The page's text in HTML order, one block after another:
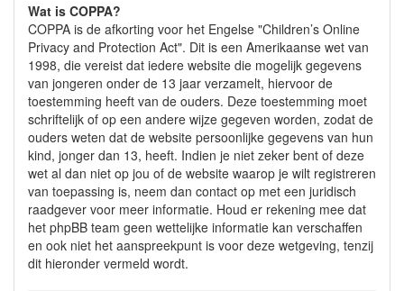
Wat is COPPA?
COPPA is de afkorting voor het Engelse "Children’s Online
Privacy and Protection Act". Dit is een Amerikaanse wet van
1998, die vereist dat iedere website die mogelijk gegevens
van jongeren onder de 13 jaar verzamelt, hiervoor de
toestemming heeft van de ouders. Deze toestemming moet
schriftelijk of op een andere wijze gegeven worden, zodat de
ouders weten dat de website persoonlijke gegevens van hun
kind, jonger dan 13, heeft. Indien je niet zeker bent of deze
wet al dan niet op jou of de website waarop je wilt registreren
van toepassing is, neem dan contact op met een juridisch
raadgever voor meer informatie. Houd er rekening mee dat
het phpBB team geen wettelijke informatie kan verschaffen
en ook niet het aanspreekpunt is voor deze wetgeving, tenzij
dit hieronder vermeld wordt.